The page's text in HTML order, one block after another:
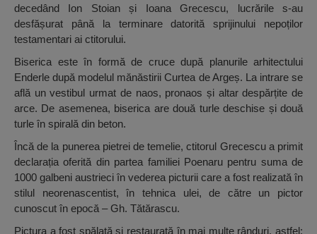
decedând Ion Stoian și Ioana Grecescu, lucrările s-au
desfășurat până la terminare datorită sprijinului nepoților
testamentari ai ctitorului.
Biserica este în formă de cruce după planurile arhitectului
Enderle după modelul mănăstirii Curtea de Argeș. La intrare se
află un vestibul urmat de naos, pronaos și altar despărțite de
arce. De asemenea, biserica are două turle deschise și două
turle în spirală din beton.
Încă de la punerea pietrei de temelie, ctitorul Grecescu a primit
declarația oferită din partea familiei Poenaru pentru suma de
1000 galbeni austrieci în vederea picturii care a fost realizată în
stilul neorenascentist, în tehnica ulei, de către un pictor
cunoscut în epocă – Gh. Tătărascu.
Pictura a fost spălată și restaurată în mai multe rânduri, astfel: